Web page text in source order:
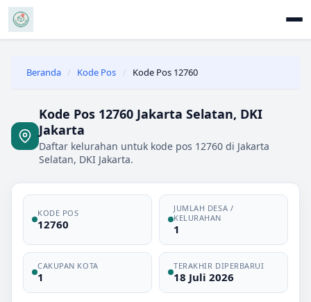
Beranda / Kode Pos / Kode Pos 12760
Kode Pos 12760 Jakarta Selatan, DKI
Jakarta
Daftar kelurahan untuk kode pos 12760 di Jakarta
Selatan, DKI Jakarta.
KODE POS
12760
JUMLAH DESA /
KELURAHAN
1
CAKUPAN KOTA
1
TERAKHIR DIPERBARUI
18 Juli 2026